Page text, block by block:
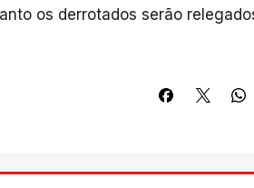
os derrotados serão